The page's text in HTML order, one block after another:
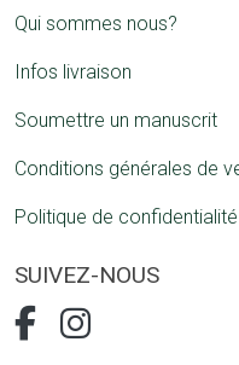
Qui sommes nous?
Infos livraison
Soumettre un manuscrit
Conditions générales de
Politique de confidentialité
SUIVEZ-NOUS